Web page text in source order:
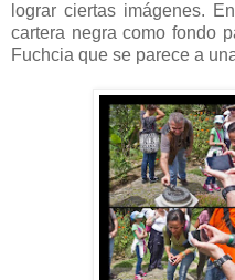
lograr ciertas imágenes.
cartera negra como fondo
Fuchcia que se parece a